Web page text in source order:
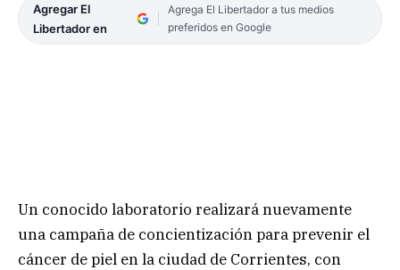
Agregar El
Libertador en
Agrega El Libertador a tus medios
preferidos en Google
Un conocido laboratorio realizará nuevamente
una campaña de concientización para prevenir el
cáncer de piel en la ciudad de Corrientes, con